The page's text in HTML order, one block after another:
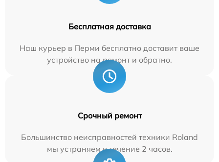
Бесплатная доставка
Наш курьер в Перми бесплатно доставит ваше
устройство на ремонт и обратно.
Срочный ремонт
Большинство неисправностей техники Roland
мы устраняем в течение 2 часов.